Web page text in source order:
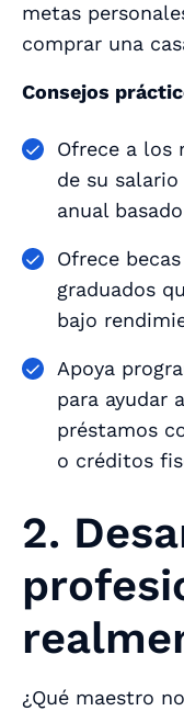
metas
comprar una
Consejos
Ofrece a los
de su
anual
Ofrece
graduados
bajo
Apoya
para ayudar
préstamos
o créditos
2.
¿Qué maestro